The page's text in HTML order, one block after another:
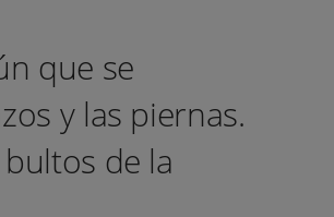
que se
y las piernas.
de la